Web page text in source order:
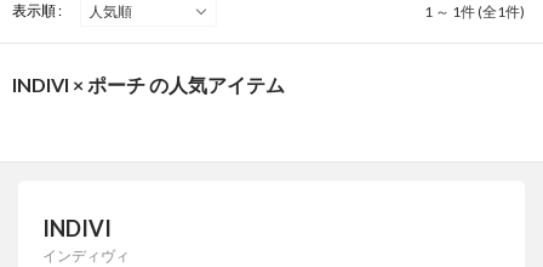
表示順 : 1 ～ 1件 (全1件)
INDIVI × ポーチ の人気アイテム
INDIVI
インディヴィ